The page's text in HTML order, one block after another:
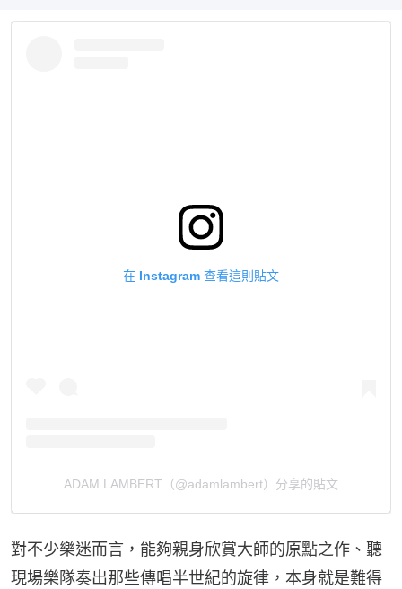
在 Instagram 查看這則貼文
ADAM LAMBERT（@adamlambert）分享的貼文
對不少樂迷而言，能夠親身欣賞大師的原點之作、聽
現場樂隊奏出那些傳唱半世紀的旋律，本身就是難得